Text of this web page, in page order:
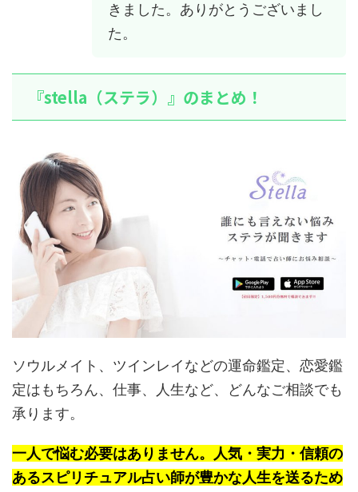
きました。ありがとうございまし
た。
『stella（ステラ）』のまとめ！
ソウルメイト、ツインレイなどの運命鑑定、恋愛鑑
定はもちろん、仕事、人生など、どんなご相談でも
承ります。
一人で悩む必要はありません。人気・実力・信頼の
あるスピリチュアル占い師が豊かな人生を送るため